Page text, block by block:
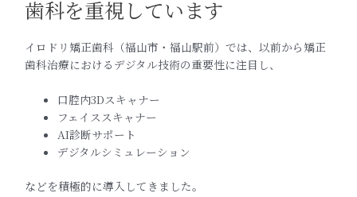
歯科を重視しています
イロドリ矯正歯科（福山市・福山駅前）では、以前から矯正
歯科治療におけるデジタル技術の重要性に注目し、
口腔内3Dスキャナー
フェイススキャナー
AI診断サポート
デジタルシミュレーション
などを積極的に導入してきました。